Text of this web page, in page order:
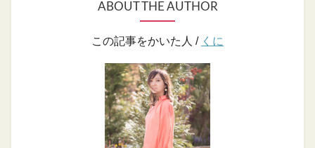
ABOUT THE AUTHOR
この記事をかいた人 / くに